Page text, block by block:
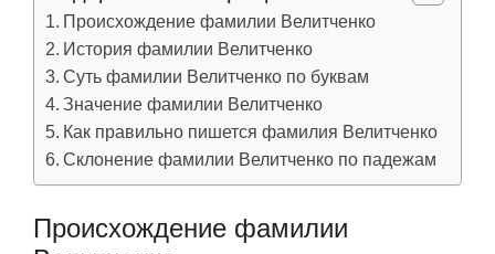
Происхождение фамилии Велитченко
История фамилии Велитченко
Суть фамилии Велитченко по буквам
Значение фамилии Велитченко
Как правильно пишется фамилия Велитченко
Склонение фамилии Велитченко по падежам
Происхождение фамилии